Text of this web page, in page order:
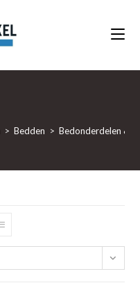
> Bedden > Bedonderdelen &